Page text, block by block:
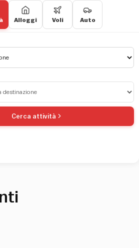
Alloggi Voli Auto
Cerca attività